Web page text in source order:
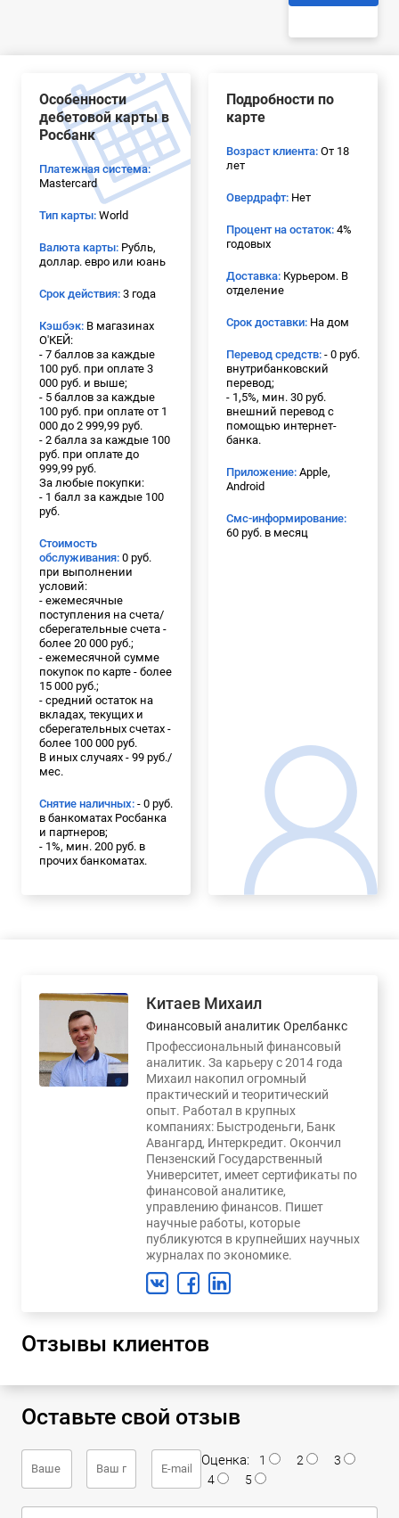
Особенности
дебетовой карты в
Росбанк
Платежная система:
Mastercard
Тип карты: World
Валюта карты: Рубль,
доллар. евро или юань
Срок действия: 3 года
Кэшбэк: В магазинах
О'КЕЙ:
- 7 баллов за каждые
100 руб. при оплате 3
000 руб. и выше;
- 5 баллов за каждые
100 руб. при оплате от 1
000 до 2 999,99 руб.
- 2 балла за каждые 100
руб. при оплате до
999,99 руб.
За любые покупки:
- 1 балл за каждые 100
руб.
Стоимость
обслуживания: 0 руб.
при выполнении
условий:
- ежемесячные
поступления на счета/
сберегательные счета -
более 20 000 руб.;
- ежемесячной сумме
покупок по карте - более
15 000 руб.;
- средний остаток на
вкладах, текущих и
сберегательных счетах -
более 100 000 руб.
В иных случаях - 99 руб./
мес.
Снятие наличных: - 0 руб.
в банкоматах Росбанка
и партнеров;
- 1%, мин. 200 руб. в
прочих банкоматах.
Подробности по
карте
Возраст клиента: От 18
лет
Овердрафт: Нет
Процент на остаток: 4%
годовых
Доставка: Курьером. В
отделение
Срок доставки: На дом
Перевод средств: - 0 руб.
внутрибанковский
перевод;
- 1,5%, мин. 30 руб.
внешний перевод с
помощью интернет-
банка.
Приложение: Apple,
Android
Смс-информирование:
60 руб. в месяц
Китаев Михаил
Финансовый аналитик Орелбанкс
Профессиональный финансовый
аналитик. За карьеру с 2014 года
Михаил накопил огромный
практический и теоритический
опыт. Работал в крупных
компаниях: Быстроденьги, Банк
Авангард, Интеркредит. Окончил
Пензенский Государственный
Университет, имеет сертификаты по
финансовой аналитике,
управлению финансов. Пишет
научные работы, которые
публикуются в крупнейших научных
журналах по экономике.
Отзывы клиентов
Оставьте свой отзыв
Оценка: 1 2
3
4
5